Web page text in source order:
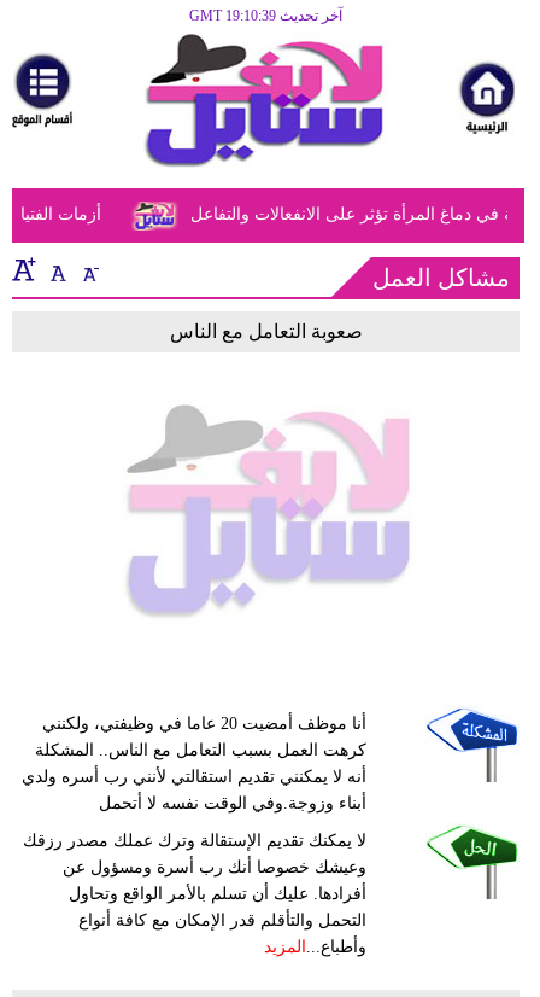
آخر تحديث GMT 19:10:39
مرأة
أزياء
أزياء
إسلامية
فن
وحلول
أزمات دماغ المرأة تؤثر على الانفعالات والتفاعل
مشاكل العمل
صعوبة التعامل مع الناس
أنا موظف أمضيت 20 عاما في وظيفتي، ولكنني
كرهت العمل بسبب التعامل مع الناس.. المشكلة
أنه لا يمكنني تقديم استقالتي لأنني رب أسره ولدي
أبناء وزوجة.وفي الوقت نفسه لا أتحمل
لا يمكنك تقديم الإستقالة وترك عملك مصدر رزقك
وعيشك خصوصا أنك رب أسرة ومسؤول عن
أفرادها. عليك أن تسلم بالأمر الواقع وتحاول
التحمل والتأقلم قدر الإمكان مع كافة أنواع
وأطباع...
المزيد